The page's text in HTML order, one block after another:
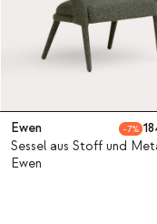
Ewen 7
Sessel aus Stoff und
Ewen